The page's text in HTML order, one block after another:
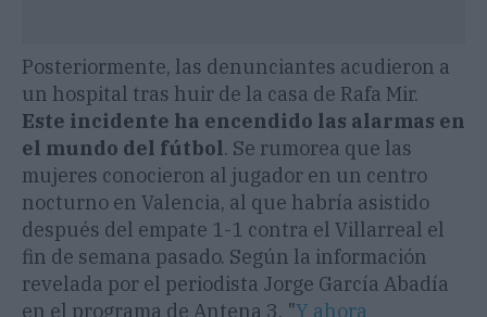
Posteriormente, las denunciantes acudieron a
un hospital tras huir de la casa de Rafa Mir.
Este incidente ha encendido las alarmas en
el mundo del fútbol. Se rumorea que las
mujeres conocieron al jugador en un centro
nocturno en Valencia, al que habría asistido
después del empate 1-1 contra el Villarreal el
fin de semana pasado. Según la información
revelada por el periodista Jorge García Abadía
en el programa de Antena 3, "Y ahora